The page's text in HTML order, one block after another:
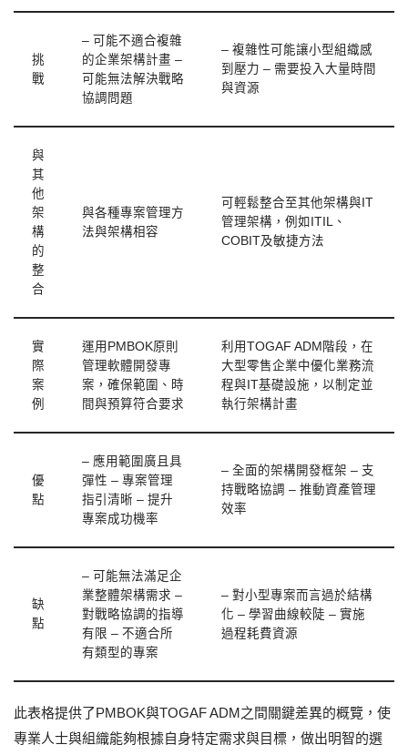
挑
戰
– 可能不適合複雜
的企業架構計畫 –
可能無法解決戰略
協調問題
– 複雜性可能讓小型組織感
到壓力 – 需要投入大量時間
與資源
與
其
他
架
構
的
整
合
與各種專案管理方
法與架構相容
可輕鬆整合至其他架構與IT
管理架構，例如ITIL、
COBIT及敏捷方法
實
際
案
例
運用PMBOK原則
管理軟體開發專
案，確保範圍、時
間與預算符合要求
利用TOGAF ADM階段，在
大型零售企業中優化業務流
程與IT基礎設施，以制定並
執行架構計畫
優
點
– 應用範圍廣且具
彈性 – 專案管理
指引清晰 – 提升
專案成功機率
– 全面的架構開發框架 – 支
持戰略協調 – 推動資產管理
效率
缺
點
– 可能無法滿足企
業整體架構需求 –
對戰略協調的指導
有限 – 不適合所
有類型的專案
– 對小型專案而言過於結構
化 – 學習曲線較陡 – 實施
過程耗費資源
此表格提供了PMBOK與TOGAF ADM之間關鍵差異的概覽，使
專業人士與組織能夠根據自身特定需求與目標，做出明智的選